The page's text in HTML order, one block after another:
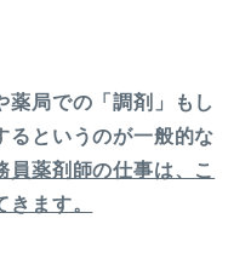
薬局での「調剤」もし
るというのが一般的な
員薬剤師の仕事は、こ
ます。